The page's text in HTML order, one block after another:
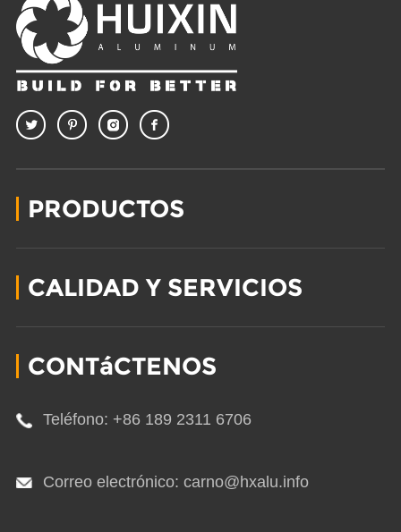
PRODUCTOS
CALIDAD Y SERVICIOS
CONTáCTENOS
Teléfono: +86 189 2311 6706
Correo electrónico: carno@hxalu.info